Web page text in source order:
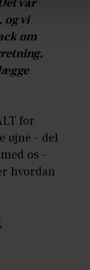
var
og vi
om
for
øjne – del
os –
hvordan